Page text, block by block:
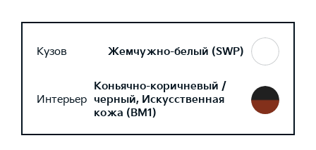
Кузов Жемчужно-белый (SWP)
Интерьер
Коньячно-коричневый /
черный, Искусственная
кожа (BM1)